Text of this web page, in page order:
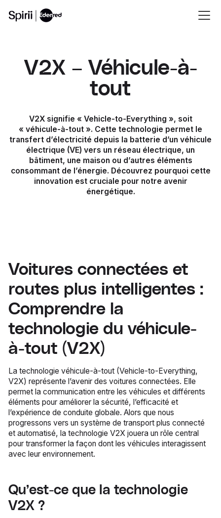
V2X – Véhicule-à-
tout
V2X signifie « Vehicle-to-Everything », soit
« véhicule-à-tout ». Cette technologie permet le
transfert d’électricité depuis la batterie d’un véhicule
électrique (VE) vers un réseau électrique, un
bâtiment, une maison ou d’autres éléments
consommant de l’énergie. Découvrez pourquoi cette
innovation est cruciale pour notre avenir
énergétique.
Voitures connectées et
routes plus intelligentes :
Comprendre la
technologie du véhicule-
à-tout (V2X)
La technologie véhicule-à-tout (Vehicle-to-Everything,
V2X) représente l’avenir des voitures connectées. Elle
permet la communication entre les véhicules et différents
éléments pour améliorer la sécurité, l’efficacité et
l’expérience de conduite globale. Alors que nous
progressons vers un système de transport plus connecté
et automatisé, la technologie V2X jouera un rôle central
pour transformer la façon dont les véhicules interagissent
avec leur environnement.
Qu’est-ce que la technologie
V2X ?